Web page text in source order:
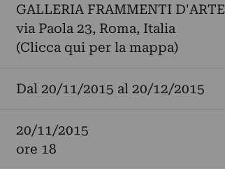
GALLERIA FRAMMENTI D'ARTE
via Paola 23, Roma, Italia
(Clicca qui per la mappa)
Dal 20/11/2015 al 20/12/2015
20/11/2015
ore 18